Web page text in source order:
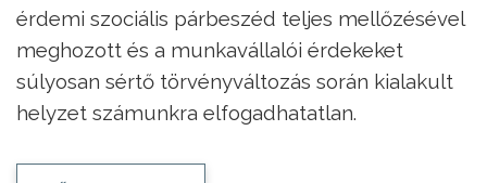
érdemi szociális párbeszéd teljes mellőzésével
meghozott és a munkavállalói érdekeket
súlyosan sértő törvényváltozás során kialakult
helyzet számunkra elfogadhatatlan.